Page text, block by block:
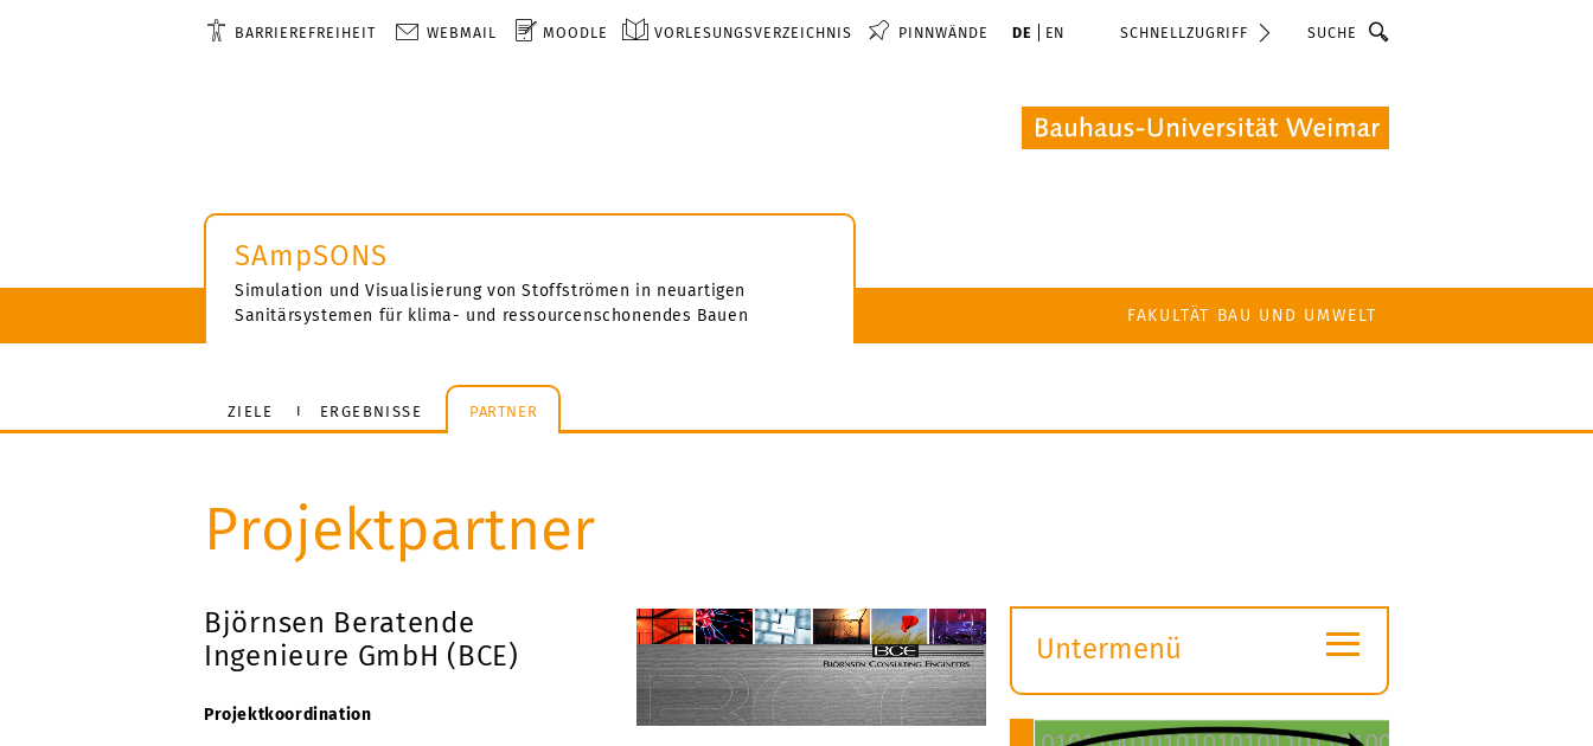
BARRIEREFREIHEIT WEBMAIL MOODLE VORLESUNGSVERZEICHNIS PINNWÄNDE DE EN SCHNELLZUGRIFF Suche
SAmpSONS
Simulation und Visualisierung von Stoffströmen in neuartigen
Sanitärsystemen für klima- und ressourcenschonendes Bauen
FAKULTÄT BAU UND UMWELT
ZIELE ERGEBNISSE PARTNER
Projektpartner
Björnsen Beratende
Ingenieure GmbH (BCE)
Projektkoordination
Untermenü
öffnen
≡